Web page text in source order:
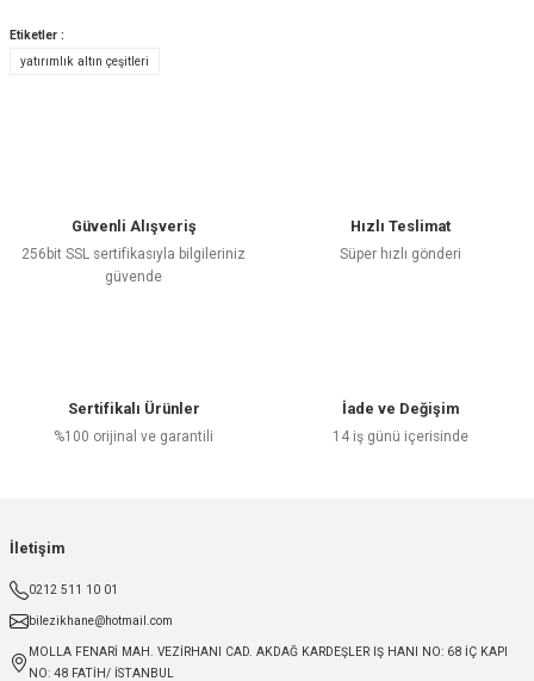
Etiketler :
yatırımlık altın çeşitleri
Güvenli Alışveriş
256bit SSL sertifikasıyla bilgileriniz
güvende
Hızlı Teslimat
Süper hızlı gönderi
Sertifikalı Ürünler
%100 orijinal ve garantili
İade ve Değişim
14 iş günü içerisinde
İletişim
0212 511 10 01
bilezikhane@hotmail.com
MOLLA FENARİ MAH. VEZİRHANI CAD. AKDAĞ KARDEŞLER IŞ HANI NO: 68 İÇ KAPI
NO: 48 FATİH/ İSTANBUL